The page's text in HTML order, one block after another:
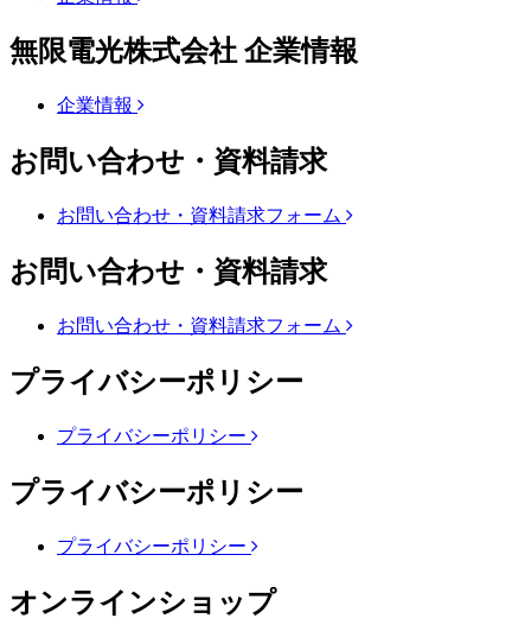
無限電光株式会社 企業情報
企業情報
お問い合わせ・資料請求
お問い合わせ・資料請求フォーム
お問い合わせ・資料請求
お問い合わせ・資料請求フォーム
プライバシーポリシー
プライバシーポリシー
プライバシーポリシー
プライバシーポリシー
オンラインショップ